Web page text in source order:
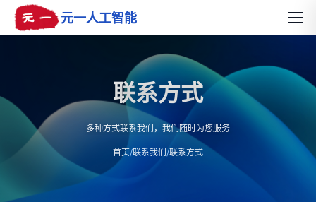
元一人工智能
联系方式
多种方式联系我们，我们随时为您服务
首页/联系我们 /联系方式